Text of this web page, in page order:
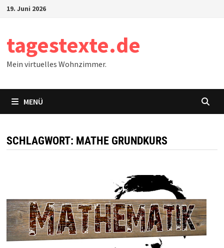
Zum19. Juni 2026
tagestexte.de
Mein virtuelles Wohnzimmer.
MENÜ
SCHLAGWORT: MATHE GRUNDKURS